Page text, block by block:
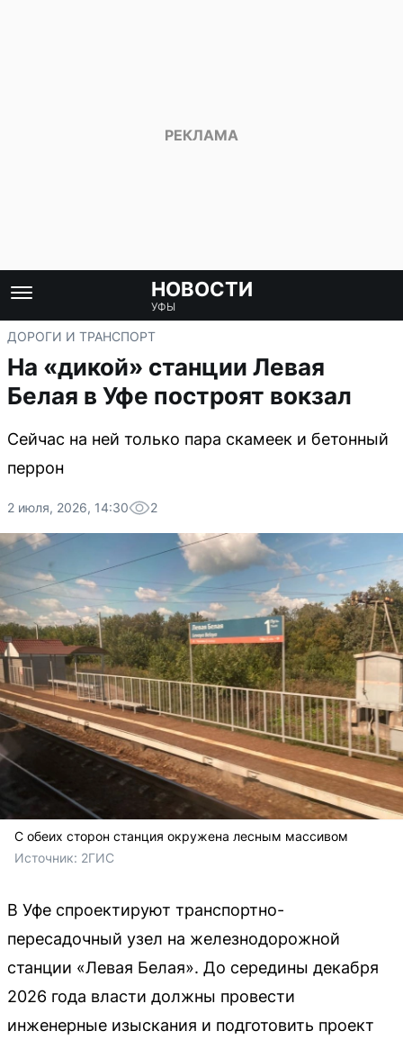
НОВОСТИ
УФЫ
ДОРОГИ И ТРАНСПОРТ
На «дикой» станции Левая
Белая в Уфе построят вокзал
Сейчас на ней только пара скамеек и бетонный
перрон
2 июля, 2026, 14:30 2
С обеих сторон станция окружена лесным массивом
Источник: 2ГИС
В Уфе спроектируют транспортно-
пересадочный узел на железнодорожной
станции «Левая Белая». До середины декабря
2026 года власти должны провести
инженерные изыскания и подготовить проект